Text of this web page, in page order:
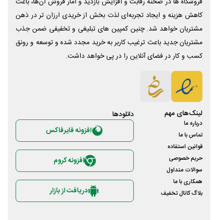
کاهش هزینه و ایجاد تجربه‌ای لذت بخش از خریدی ارزان تر در ذهن
مشتریان خواهد شد. چنین کمپین های تبلیغی و تخفیفی ضمن جذب
مشتریان جدید باعث ترغیب کاربر به خرید مجدد شده و توسعه و رونق
کسب و کار در فضای آنلاین را در پی خواهد داشت.
لینک‌های مهم
درباره ما
تماس با ما
قوانین استفاده
حریم خصوصی
سوالات متداول
همکاری با ما
بلاگ کانال تخفیف
دانلود‌ها
افزونه فایرفاکس
افزونه کروم
دریافت از بازار